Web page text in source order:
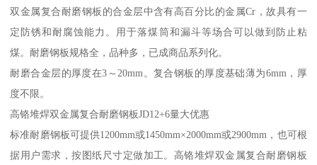
双金属复合耐磨钢板的合金层中含有高百分比的金属Cr，故具有一
定防锈和耐腐蚀能力。用于落煤筒和漏斗等场合可以做到防止粘
煤。耐磨钢板规格全，品种多，已成商品系列化。
耐磨合金层的厚度在3～20mm。复合钢板的厚度基础薄为6mm，厚
度不限。
高铬堆焊双金属复合耐磨钢板JD12+6量大优惠
标准耐磨钢板可提供1200mm或1450mm×2000mm或2900mm，也可根
据用户需求，按图纸尺寸定做加工。高铬堆焊双金属复合耐磨钢板